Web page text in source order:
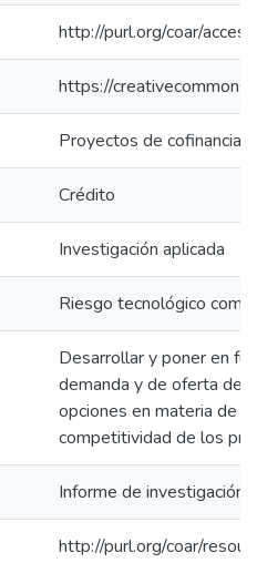
http://purl.org/coar/
https://
Proyectos de
Crédito
Investigación aplicada
Riesgo tecnológico
Desarrollar y poner en
demanda y de oferta de
opciones en materia de
competitividad de los
Informe de investigación
http://purl.org/coar/